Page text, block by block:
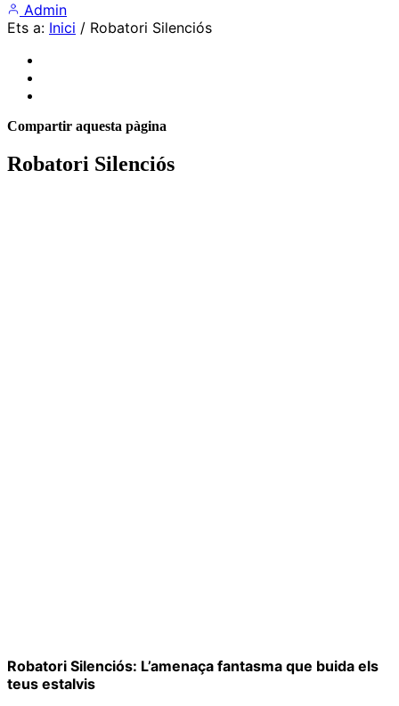
Admin
Ets a: Inici / Robatori Silenciós
Compartir aquesta pàgina
Robatori Silenciós
Robatori Silenciós: L’amenaça fantasma que buida els
teus estalvis